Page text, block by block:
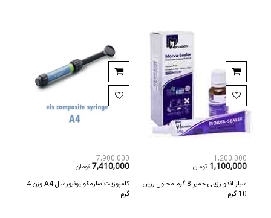
7,900,000
7,410,000 تومان
کامپوزیت سارمکو یونیورسال A4 وزن 4
گرم
1,200,000
1,100,000 تومان
سیلر اندو رزینی خمیر 8 گرم محلول رزین
10 گرم